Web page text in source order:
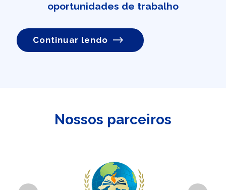
oportunidades de trabalho
Continuar lendo
Nossos parceiros